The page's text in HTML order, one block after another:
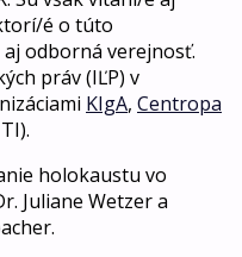
é o túto
odborná verejnosť.
práv (IĽP) v
KIgA, Centropa
holokaustu vo
Juliane Wetzer a